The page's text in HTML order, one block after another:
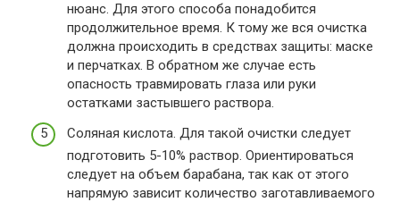
нюанс. Для этого способа понадобится
продолжительное время. К тому же вся очистка
должна происходить в средствах защиты: маске
и перчатках. В обратном же случае есть
опасность травмировать глаза или руки
остатками застывшего раствора.
Соляная кислота. Для такой очистки следует
подготовить 5-10% раствор. Ориентироваться
следует на объем барабана, так как от этого
напрямую зависит количество заготавливаемого